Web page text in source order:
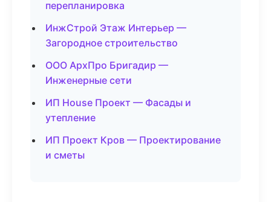
перепланировка
ИнжСтрой Этаж Интерьер —
Загородное строительство
ООО АрхПро Бригадир —
Инженерные сети
ИП House Проект — Фасады и
утепление
ИП Проект Кров — Проектирование
и сметы